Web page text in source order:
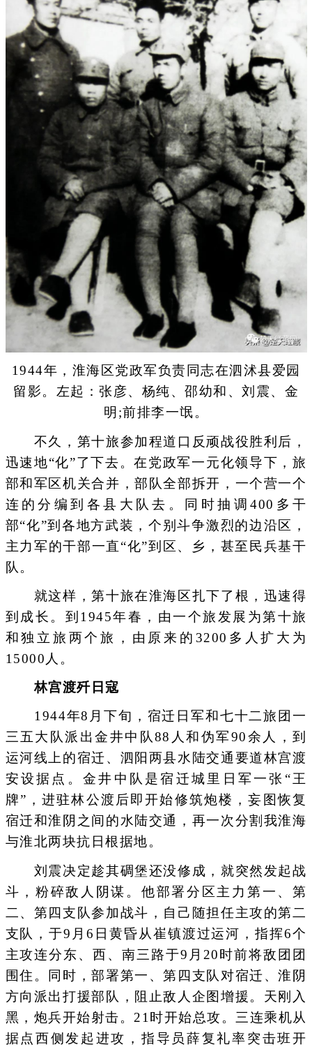
1944年，淮海区党政军负责同志在泗沭县爱园
留影。左起：张彦、杨纯、邵幼和、刘震、金
明;前排李一氓。
不久，第十旅参加程道口反顽战役胜利后，
迅速地“化”了下去。在党政军一元化领导下，旅
部和军区机关合并，部队全部拆开，一个营一个
连的分编到各县大队去。同时抽调400多干
部“化”到各地方武装，个别斗争激烈的边沿区，
主力军的干部一直“化”到区、乡，甚至民兵基干
队。
就这样，第十旅在淮海区扎下了根，迅速得
到成长。到1945年春，由一个旅发展为第十旅
和独立旅两个旅，由原来的3200多人扩大为
15000人。
林宫渡歼日寇
1944年8月下旬，宿迁日军和七十二旅团一
三五大队派出金井中队88人和伪军90余人，到
运河线上的宿迁、泗阳两县水陆交通要道林宫渡
安设据点。金井中队是宿迁城里日军一张“王
牌”，进驻林公渡后即开始修筑炮楼，妄图恢复
宿迁和淮阴之间的水陆交通，再一次分割我淮海
与淮北两块抗日根据地。
刘震决定趁其碉堡还没修成，就突然发起战
斗，粉碎敌人阴谋。他部署分区主力第一、第
二、第四支队参加战斗，自己随担任主攻的第二
支队，于9月6日黄昏从崔镇渡过运河，指挥6个
主攻连分东、西、南三路于9月20时前将敌团团
围住。同时，部署第一、第四支队对宿迁、淮阴
方向派出打援部队，阻止敌人企图增援。天刚入
黑，炮兵开始射击。21时开始总攻。三连乘机从
据点西侧发起进攻，指导员薛复礼率突击班开